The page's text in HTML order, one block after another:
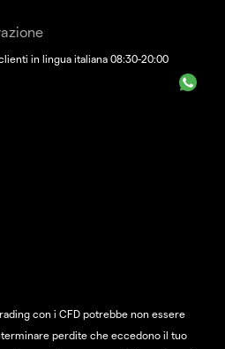
in lingua italiana 08:30-20:00
con i CFD potrebbe non essere
perdite che eccedono il tuo